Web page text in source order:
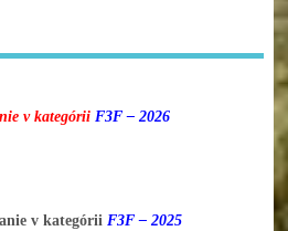
v kategórii F3F – 2026
v kategórii F3F – 2025